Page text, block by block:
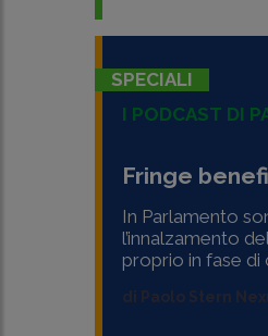
SPECIALI
I PODCAST DI
Fringe
In Parlamento
l’innalzamento
proprio in fase di
di Paolo Stern